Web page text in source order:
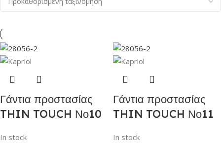
Γάντια προστασίας
THIN TOUCH Νο10
In stock
Γάντια προστασίας
THIN TOUCH Νο11
In stock